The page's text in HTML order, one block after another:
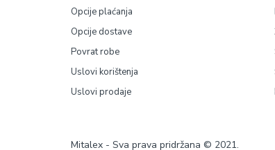
Opcije plaćanja
Opcije dostave
Povrat robe
Uslovi korištenja
Uslovi prodaje
Mitalex - Sva prava pridržana © 2021.